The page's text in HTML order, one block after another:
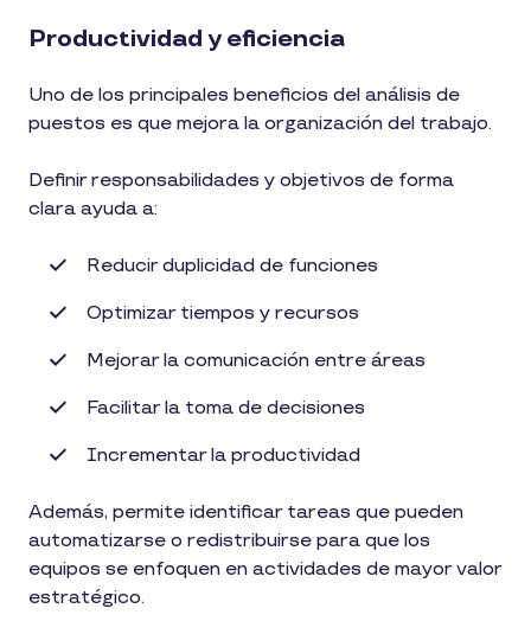
Productividad y eficiencia
Uno de los principales beneficios del análisis de
puestos es que mejora la organización del trabajo.
Definir responsabilidades y objetivos de forma
clara ayuda a:
Reducir duplicidad de funciones
Optimizar tiempos y recursos
Mejorar la comunicación entre áreas
Facilitar la toma de decisiones
Incrementar la productividad
Además, permite identificar tareas que pueden
automatizarse o redistribuirse para que los
equipos se enfoquen en actividades de mayor valor
estratégico.